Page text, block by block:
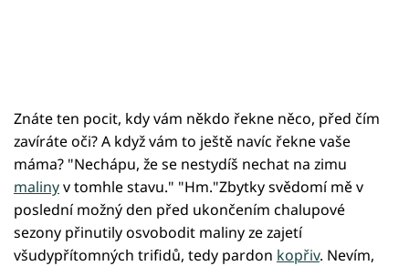
Znáte ten pocit, kdy vám někdo řekne něco, před čím
zavíráte oči? A když vám to ještě navíc řekne vaše
máma? "Nechápu, že se nestydíš nechat na zimu
malinyv tomhle stavu." "Hm."Zbytky svědomí mě v
poslední možný den před ukončením chalupové
sezony přinutily osvobodit maliny ze zajetí
všudypřítomných trifidů, tedy pardon kopřiv. Nevím,